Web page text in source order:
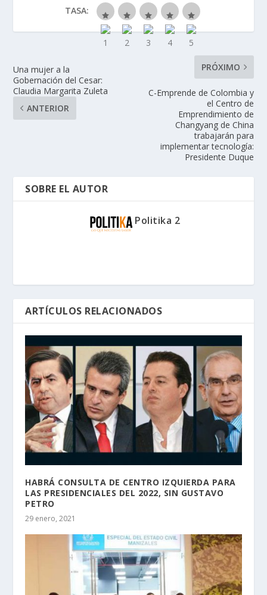
TASA:
Una mujer a la
Gobernación del Cesar:
Claudia Margarita Zuleta
ANTERIOR
PRÓXIMO
C-Emprende de Colombia y
el Centro de
Emprendimiento de
Changyang de China
trabajarán para
implementar tecnología:
Presidente Duque
SOBRE EL AUTOR
Politika 2
ARTÍCULOS RELACIONADOS
HABRÁ CONSULTA DE CENTRO IZQUIERDA PARA
LAS PRESIDENCIALES DEL 2022, SIN GUSTAVO
PETRO
29 enero, 2021